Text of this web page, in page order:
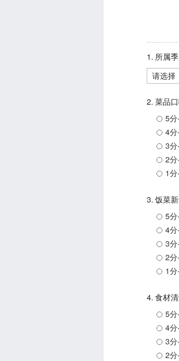
1. 所属
请选择
2. 菜品
5
4
3
2
1
3. 饭菜
5
4
3
2
1
4. 食材
5
4
3
2